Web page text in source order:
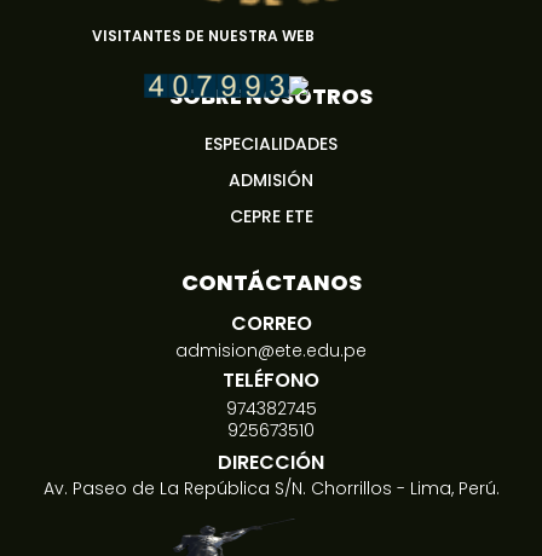
VISITANTES DE NUESTRA WEB
SOBRE NOSOTROS
ESPECIALIDADES
ADMISIÓN
CEPRE ETE
CONTÁCTANOS
CORREO
admision@ete.edu.pe
TELÉFONO
974382745
925673510
DIRECCIÓN
Av. Paseo de La República S/N. Chorrillos - Lima, Perú.